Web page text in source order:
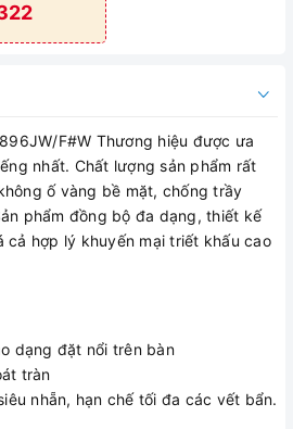
F#W Thương hiệu được ưa
nhất. Chất lượng sản phẩm rất
ố vàng bề mặt, chống trầy
phẩm đồng bộ đa dạng, thiết kế
cả hợp lý khuyến mại triết khấu cao
dạng đặt nổi trên bàn
tràn
nhẵn, hạn chế tối đa các vết bẩn.